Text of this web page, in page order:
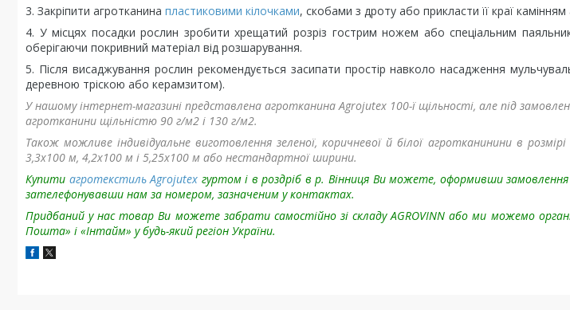
3. Закріпити агротканина пластиковими кілочками, скобами з дроту або прикласти її краї
4. У місцях посадки рослин зробити хрещатий розріз гострим ножем або спеціальним
оберігаючи покривний матеріал від розшарування.
5. Після висаджування рослин рекомендується засипати простір навколо насадження
деревною тріскою або керамзитом).
У нашому інтернет-магазині представлена агротканина Agrojutex 100-ї щільності, але під
агротканини щільністю 90 г/м2 і 130 г/м2.
Також можливе індивідуальне виготовлення зеленої, коричневої й білої агротканинини в
3,3х100 м, 4,2х100 м і 5,25х100 м або нестандартної ширини.
Купити агротекстиль Agrojutex гуртом і в роздріб в р. Вінниця Ви можете, оформивши
зателефонувавши нам за номером, зазначеним у контактах.
Придбаний у нас товар Ви можете забрати самостійно зі складу AGROVINN або ми можемо
Пошта» і «Інтайм» у будь-який регіон України.